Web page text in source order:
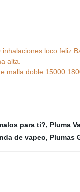
loco feliz
alta.
malla doble 15000
para ti?, Pluma
de vapeo, Plumas